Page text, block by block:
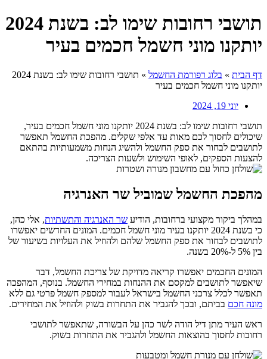
תושבי רחובות שימו לב: בשנת 2024
יותקנו מוני חשמל חכמים בעיר
דף הבית » בלוג רפורמת החשמל »
תושבי רחובות שימו לב: בשנת 2024
יותקנו מוני חשמל חכמים בעיר
יוני 19, 2024
תושבי רחובות שימו לב: בשנת 2024 יותקנו מוני חשמל חכמים בעיר,
שיכולים לחסוך לכם מאות עד אלפי שקלים. מהפכת החשמל תאפשר
לתושבים לבחור את ספק החשמל ולהשיג הנחות משמעותיות בהתאם
להצעות הספקים, לאופי השימוש ולשעות הצריכה.
מהפכת החשמל שמוביל שר האנרגיה
במהלך ביקור מקצועי ברחובות, הודיע שר האנרגיה והתשתיות, אלי כהן,
כי בשנת 2024 יותקנו בעיר מוני חשמל חכמים. המונים החדשים יאפשרו
לתושבים לבחור את ספק החשמל שלהם ולהוזיל את העלויות בשיעור של
בין 5% ל-20% בשנה.
המונים החכמים יאפשרו קריאה מדויקת של צריכת החשמל, דבר
שיאפשר לתושבים למקסם את ההנחות במחירי החשמל. בנוסף, המהפכה
תאפשר לכלל צרכני החשמל בישראל לעבור למספק חשמל פרטי גם ללא
מונה חכם בביתם, ובכך להגביר את התחרות בשוק ולהוזיל את המחירים.
ראש העיר מתן דיל הודה לשר כהן על הבשורה, שתאפשר לתושבי
רחובות לחסוך בהוצאות החשמל ולהגביר את התחרות בשוק.